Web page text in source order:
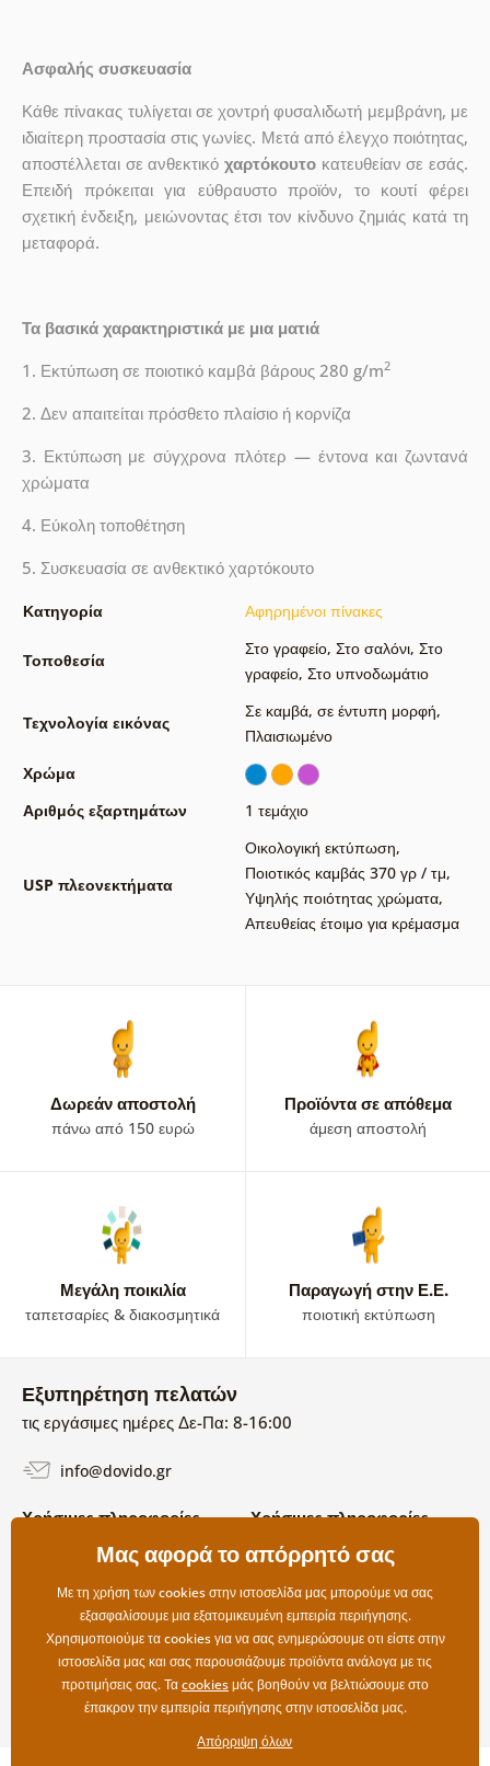
Ασφαλής συσκευασία
Κάθε πίνακας τυλίγεται σε χοντρή φυσαλιδωτή μεμβράνη, με
ιδιαίτερη προστασία στις γωνίες. Μετά από έλεγχο ποιότητας,
αποστέλλεται σε ανθεκτικό χαρτόκουτο κατευθείαν σε εσάς.
Επειδή πρόκειται για εύθραυστο προϊόν, το κουτί φέρει
σχετική ένδειξη, μειώνοντας έτσι τον κίνδυνο ζημιάς κατά τη
μεταφορά.
Τα βασικά χαρακτηριστικά με μια ματιά
1. Εκτύπωση σε ποιοτικό καμβά βάρους 280 g/m2
2. Δεν απαιτείται πρόσθετο πλαίσιο ή κορνίζα
3. Εκτύπωση με σύγχρονα πλότερ — έντονα και ζωντανά
χρώματα
4. Εύκολη τοποθέτηση
5. Συσκευασία σε ανθεκτικό χαρτόκουτο
Κατηγορία Αφηρημένοι πίνακες
Τοποθεσία
Στο γραφείο, Στο σαλόνι, Στο
γραφείο, Στο υπνοδωμάτιο
Τεχνολογία εικόνας
Σε καμβά, σε έντυπη μορφή,
Πλαισιωμένο
Χρώμα
Αριθμός εξαρτημάτων
1 τεμάχιο
USP πλεονεκτήματα
Οικολογική εκτύπωση,
Ποιοτικός καμβάς 370 γρ / τμ,
Υψηλής ποιότητας χρώματα,
Απευθείας έτοιμο για κρέμασμα
Δωρεάν αποστολή
πάνω από 150 ευρώ
Προϊόντα σε απόθεμα
άμεση αποστολή
Μεγάλη ποικιλία
ταπετσαρίες & διακοσμητικά
Παραγωγή στην Ε.Ε.
ποιοτική εκτύπωση
Εξυπηρέτηση πελατών
τις εργάσιμες ημέρες Δε-Πα: 8-16:00
info@dovido.gr
Χρήσιμες πληροφορίες
Όροι χρήσης και επιστροφών
Επιλογές αποστολής και
πληρωμής
Επιστροφές
Χρήσιμες πληροφορίες
Σχετικά με εμάς
Συχνές Ερωτήσεις
Επικοινωνία
Μας αφορά το απόρρητό σας
Με τη χρήση των cookies στην ιστοσελίδα μας μπορούμε να σας
εξασφαλίσουμε μια εξατομικευμένη εμπειρία περιήγησης.
Χρησιμοποιούμε τα cookies για να σας ενημερώσουμε οτι είστε στην
ιστοσελίδα μας και σας παρουσιάζουμε προϊόντα ανάλογα με τις
προτιμήσεις σας. Ταcookiesμάς βοηθούν να βελτιώσουμε στο
έπακρον την εμπειρία περιήγησης στην ιστοσελίδα μας.
Απόρριψη όλων